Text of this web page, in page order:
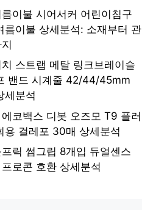
이불 시어서커 어린이침구
름이불 상세분석: 소재부터 관
스트랩 메탈 링크브레이슬
밴드 시계줄 42/44/45mm
세분석
코백스 디봇 오즈모 T9 플러
용 걸레포 30매 상세분석
프릭 썸그립 8개입 듀얼센스
로콘 호환 상세분석